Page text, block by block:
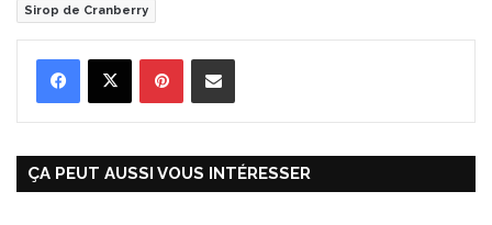
Sirop de Cranberry
ÇA PEUT AUSSI VOUS INTÉRESSER